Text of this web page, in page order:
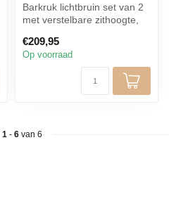
Barkruk lichtbruin set van 2
met verstelbare zithoogte,
€209,95
Op voorraad
1- 6van 6